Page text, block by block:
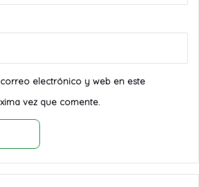
electrónico y web en este
vez que comente.